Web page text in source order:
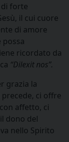
forte
il cui cuore
di amore
possa
ricordato da
“Dilexit nos”.
grazia la
precede, ci offre
affetto, ci
dono del
nello Spirito